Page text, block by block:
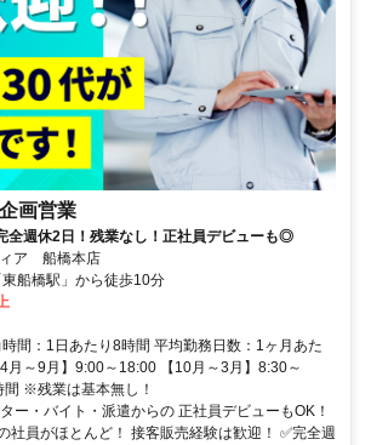
画営業
全週休2日！残業なし！正社員デビューも◎
ィア 船橋本店
船橋駅」から徒歩10分
間：1日あたり8時間 平均勤務日数：1ヶ月あた
月～9月】9:00～18:00 【10月～3月】8:30～
※残業は基本無し！
ー・バイト・派遣からの 正社員デビューもOK！
社員がほとんど！ 接客販売経験は歓迎！ ✅完全週